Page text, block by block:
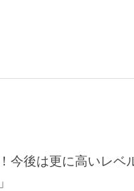
今後は更に高いレベ